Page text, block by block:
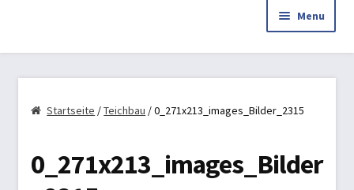
Menu
Startseite
AGB
Startseite /Teichbau / 0_271x213_images_Bilder_2315
0_271x213_images_Bilder